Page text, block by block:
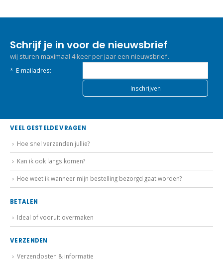
wij sturen maximaal 4 keer per jaar een nieuwsbrief.
*E-mailadres:
Hoe snel verzenden jullie?
Kan ik ook langs komen?
Hoe weet ik wanneer mijn bestelling bezorgd gaat worden?
BETALEN
Ideal of vooruit overmaken
VERZENDEN
Verzendosten & informatie